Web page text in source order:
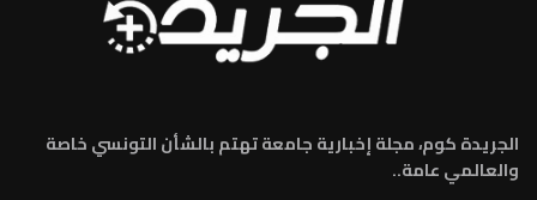
الجريدة كوم، مجلة إخبارية جامعة تهتم بالشأن التونسي خاصة
والعالمي عامة..